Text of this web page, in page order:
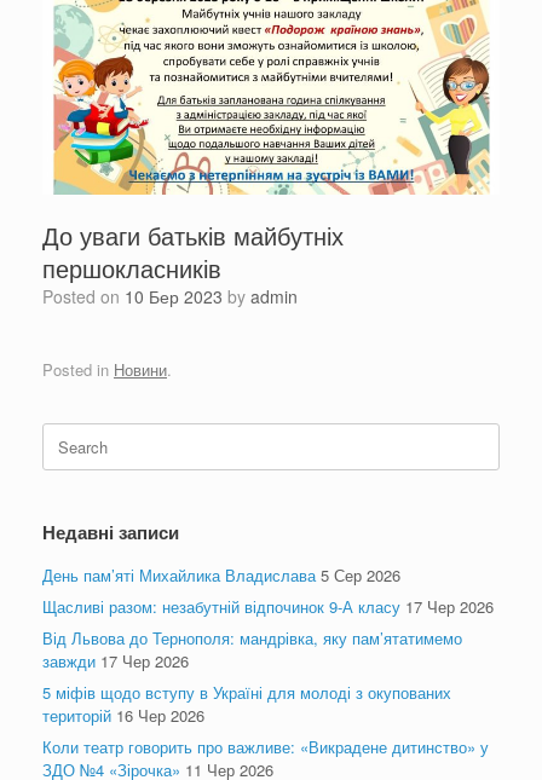
До уваги батьків майбутніх
першокласників
Posted on 10 Бер 2023 by admin
Posted in Новини.
Search
for:
Недавні записи
День пам’яті Михайлика Владислава 5 Сер 2026
Щасливі разом: незабутній відпочинок 9-А класу 17 Чер 2026
Від Львова до Тернополя: мандрівка, яку пам’ятатимемо
завжди 17 Чер 2026
5 міфів щодо вступу в Україні для молоді з окупованих
територій 16 Чер 2026
Коли театр говорить про важливе: «Викрадене дитинство» у
ЗДО №4 «Зірочка» 11 Чер 2026